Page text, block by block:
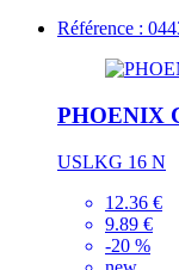
Référence :
PHOENIX
USLKG 16 N
12.36 €
9.89 €
-20 %